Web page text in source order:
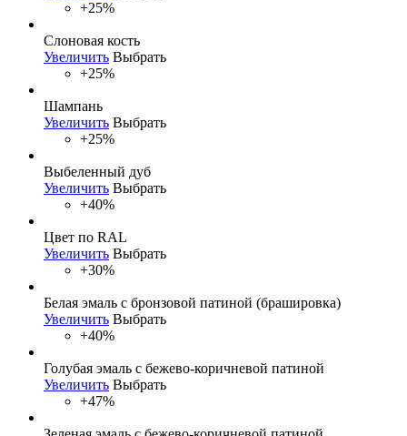
+25%
Слоновая кость
Увеличить Выбрать
+25%
Шампань
Увеличить Выбрать
+25%
Выбеленный дуб
Увеличить Выбрать
+40%
Цвет по RAL
Увеличить Выбрать
+30%
Белая эмаль с бронзовой патиной (брашировка)
Увеличить Выбрать
+40%
Голубая эмаль с бежево-коричневой патиной
Увеличить Выбрать
+47%